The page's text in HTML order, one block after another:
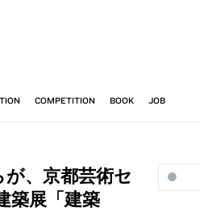
、京都芸術セ
築展「建築